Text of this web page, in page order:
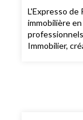
L'Expresso de
immobilière
Immobilier,